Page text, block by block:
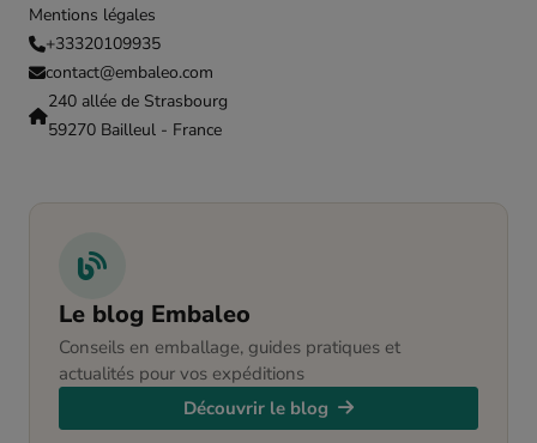
Mentions légales
+33320109935
contact@embaleo.com
240 allée de Strasbourg
59270 Bailleul - France
Le blog Embaleo
Conseils en emballage, guides pratiques et
actualités pour vos expéditions
Découvrir le blog